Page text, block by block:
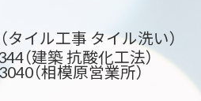
タイル工事 タイル洗い）
建築 抗酸化工法）
（相模原営業所）